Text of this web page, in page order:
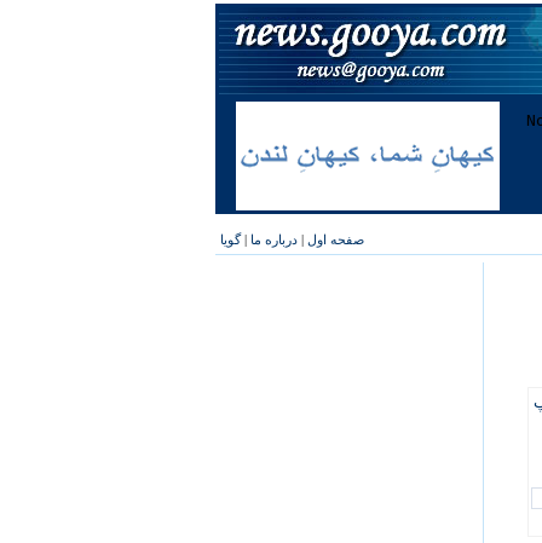
صفحه اول | درباره ما |گویا